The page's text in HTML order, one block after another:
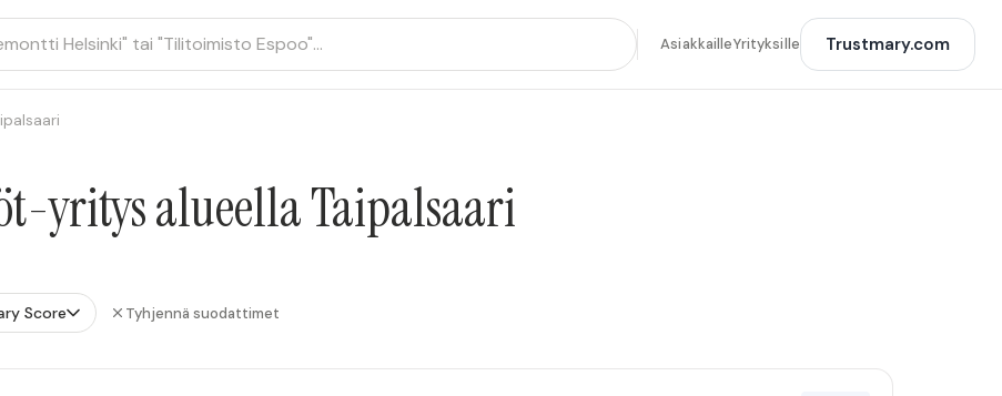
AsiakkailleYrityksille Trustmary.com
yritys alueella Taipalsaari
Score Tyhjennä suodattimet